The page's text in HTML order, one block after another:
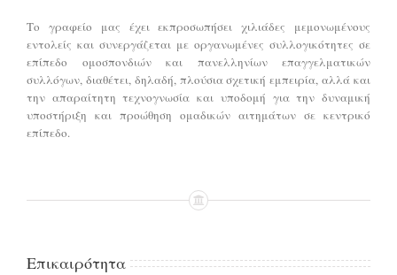
Το γραφείο μας έχει εκπροσωπήσει χιλιάδες μεμονωμένους
εντολείς και συνεργάζεται με οργανωμένες συλλογικότητες σε
επίπεδο ομοσπονδιών και πανελληνίων επαγγελματικών
συλλόγων, διαθέτει, δηλαδή, πλούσια σχετική εμπειρία, αλλά και
την απαραίτητη τεχνογνωσία και υποδομή για την δυναμική
υποστήριξη και προώθηση ομαδικών αιτημάτων σε κεντρικό
επίπεδο.
Επικαιρότητα